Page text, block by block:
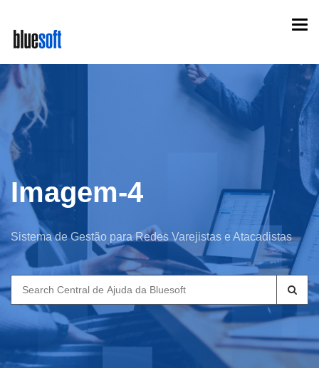
main
content
Imagem-4
Sistema de Gestão para Redes Varejistas e Atacadistas
Search
for: